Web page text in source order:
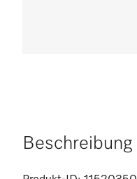
Beschreibung